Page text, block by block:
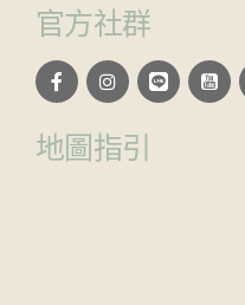
官方社群
地圖指引